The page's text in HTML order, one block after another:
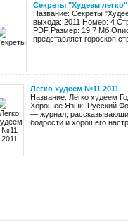
Секреты "Худеем
Название: Секреты
выхода: 2011 Номер: 4
PDF Размер: 19.7 Мб
представляет гороскоп
Легко худеем №11 2011
Название: Легко худеем
Хорошее Язык: Русский
— журнал,
бодрости и хорошего